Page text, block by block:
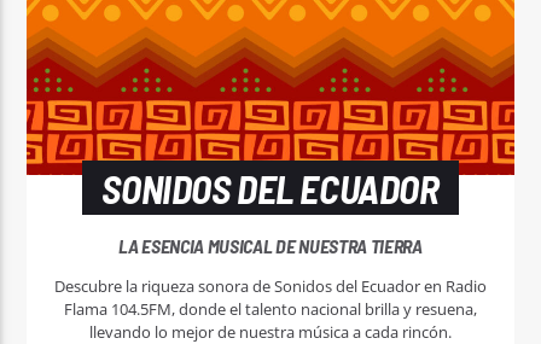
SONIDOS DEL ECUADOR
LA ESENCIA MUSICAL DE NUESTRA TIERRA
Descubre la riqueza sonora de Sonidos del Ecuador en Radio
Flama 104.5FM, donde el talento nacional brilla y resuena,
llevando lo mejor de nuestra música a cada rincón.